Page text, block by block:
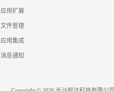
应用扩展
文件管理
应用集成
消息通知